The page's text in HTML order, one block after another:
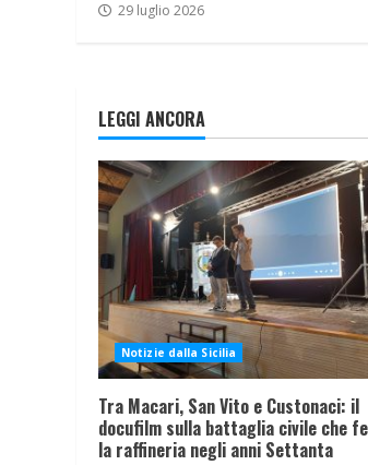
29 luglio 2026
LEGGI ANCORA
Notizie dalla Sicilia
Tra Macari, San Vito e Custonaci: il
docufilm sulla battaglia civile che
la raffineria negli anni Settanta